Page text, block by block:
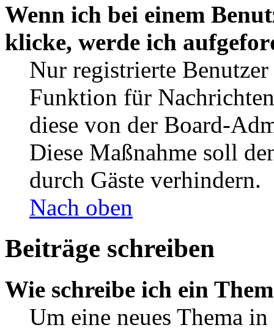
Wenn ich bei einem
klicke, werde ich
Nur registrierte
Funktion für
diese von der Board-
Diese Maßnahme soll
durch Gäste verhindern.
Nach oben
Beiträge schreiben
Wie schreibe ich ein
Um eine neues Thema